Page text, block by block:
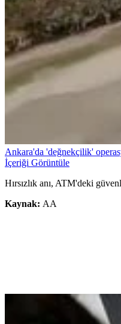
Ankara'da 'değnekçilik'
İçeriği Görüntüle
Hırsızlık anı, ATM'deki
Kaynak: AA